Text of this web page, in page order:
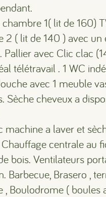
1( lit de 160)
2 ( lit de 140 ) avec un
Pallier avec Clic clac
télétravail . 1 WC
avec 1 meuble
Sèche cheveux a
machine a laver et
centrale au
bois. Ventilateurs
Barbecue, Brasero ,
, Boulodrome ( boules